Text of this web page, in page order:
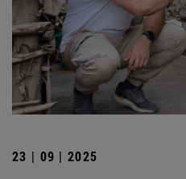
23 | 09 | 2025